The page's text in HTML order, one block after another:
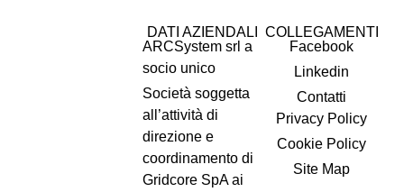
DATI AZIENDALI
ARCSystem srl a
socio unico
Società soggetta
all’attività di
direzione e
coordinamento di
Gridcore SpA ai
COLLEGAMENTI
Facebook
Linkedin
Contatti
Privacy Policy
Cookie Policy
Site Map